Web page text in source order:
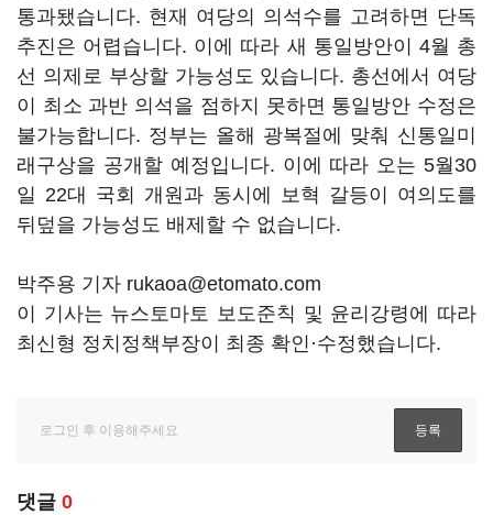
통과됐습니다. 현재 여당의 의석수를 고려하면 단독
추진은 어렵습니다. 이에 따라 새 통일방안이 4월 총
선 의제로 부상할 가능성도 있습니다. 총선에서 여당
이 최소 과반 의석을 점하지 못하면 통일방안 수정은
불가능합니다. 정부는 올해 광복절에 맞춰 신통일미
래구상을 공개할 예정입니다. 이에 따라 오는 5월30
일 22대 국회 개원과 동시에 보혁 갈등이 여의도를
뒤덮을 가능성도 배제할 수 없습니다.
박주용 기자 rukaoa@etomato.com
이 기사는 뉴스토마토 보도준칙 및 윤리강령에 따라
최신형 정치정책부장이 최종 확인·수정했습니다.
댓글 0